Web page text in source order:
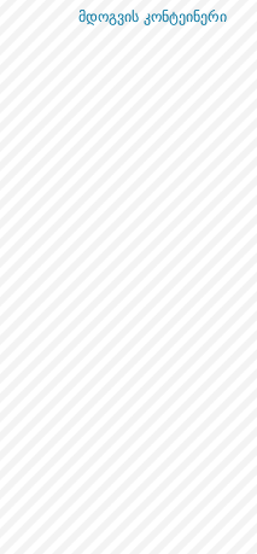
მდოგვის კონტეინერი